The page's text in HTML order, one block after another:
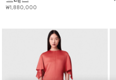
₩1,880,000